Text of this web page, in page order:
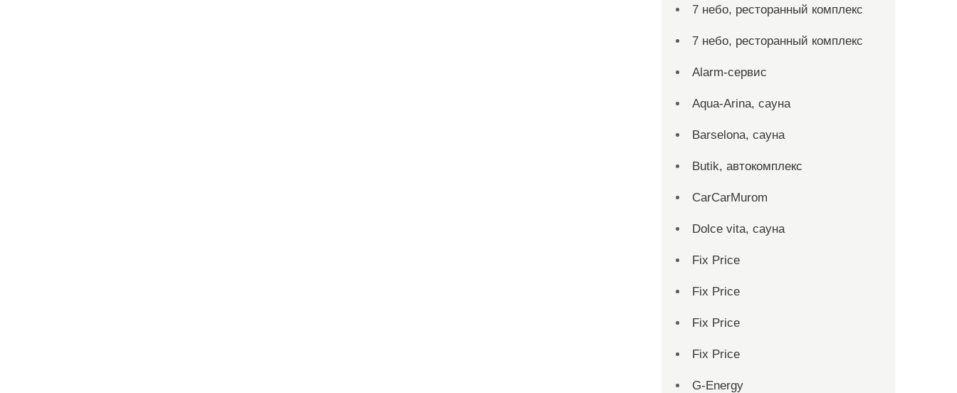
7 небо, ресторанный комплекс
7 небо, ресторанный комплекс
Alarm-сервис
Aqua-Arina, сауна
Barselona, сауна
Butik, автокомплекс
CarCarMurom
Dolce vita, сауна
Fix Price
Fix Price
Fix Price
Fix Price
G-Energy